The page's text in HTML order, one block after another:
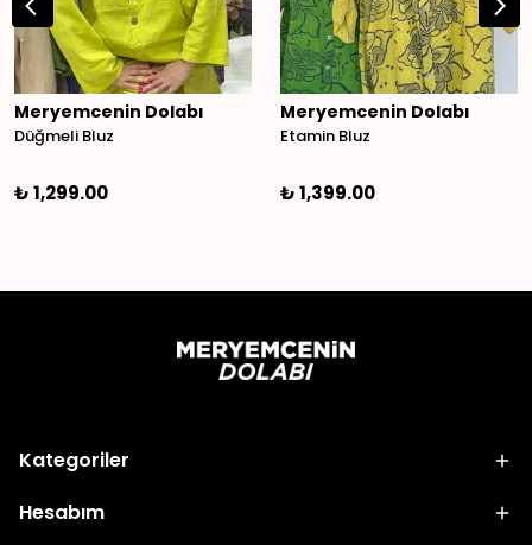
Meryemcenin Dolabı
Düğmeli Bluz
₺ 1,299.00
Meryemcenin Dolabı
Etamin Bluz
₺ 1,399.00
Kategoriler
Hesabım